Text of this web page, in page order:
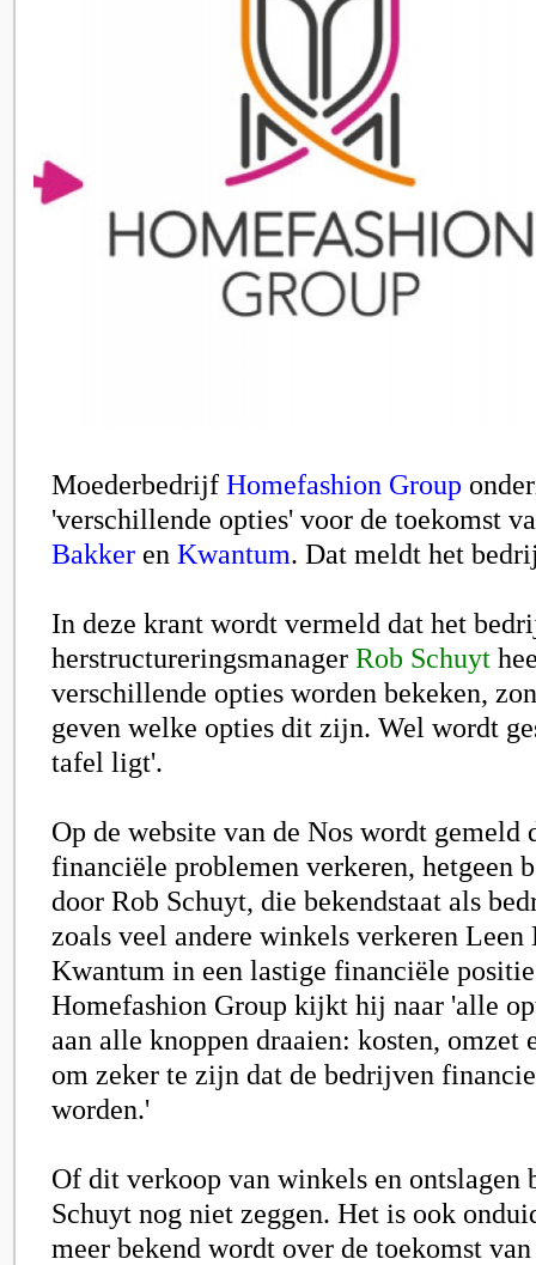
Moederbedrijf Homefashion Group
'verschillende opties' voor de toekomst
Bakker en Kwantum. Dat meldt het
In deze krant wordt vermeld dat het
herstructureringsmanager Rob Schuyt
verschillende opties worden bekeken,
geven welke opties dit zijn. Wel wordt
tafel ligt'.
Op de website van de Nos wordt gemeld
financiële problemen verkeren, hetgeen
door Rob Schuyt, die bekendstaat als
zoals veel andere winkels verkeren Leen
Kwantum in een lastige financiële
Homefashion Group kijkt hij naar 'alle
aan alle knoppen draaien: kosten, omzet
om zeker te zijn dat de bedrijven
worden.'
Of dit verkoop van winkels en ontslagen
Schuyt nog niet zeggen. Het is ook
meer bekend wordt over de toekomst